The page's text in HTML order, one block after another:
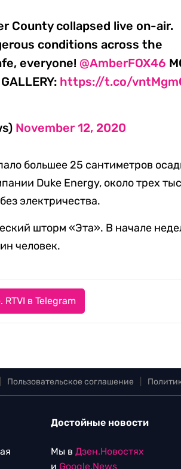
County collapsed live on-air.
conditions across the
everyone! @AmberFOX46
https://t.co/
November 12, 2020
большее 25 сантиметров
Duke Energy, около трех
электричества.
шторм «Эта». В начале
человек.
в Telegram
Пользовательское соглашение
Достойные новости
Мы в Дзен.Новостях
и Google.News